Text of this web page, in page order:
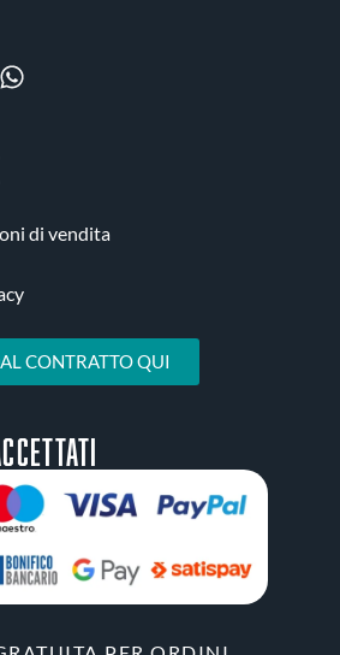
di vendita
CONTRATTO QUI